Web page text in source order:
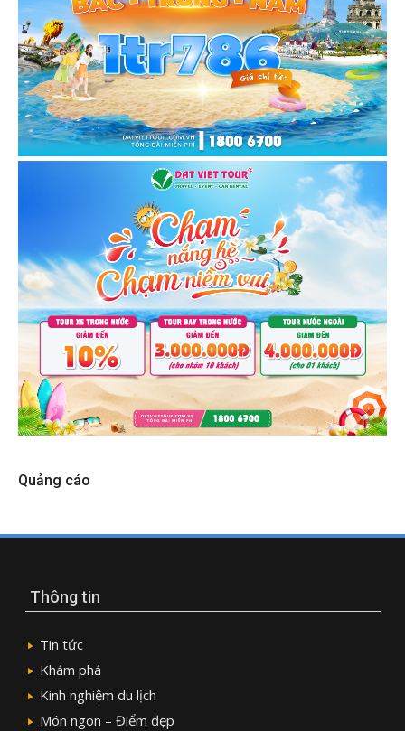
Quảng cáo
Thông tin
Tin tức
Khám phá
Kinh nghiệm du lịch
Món ngon – Điểm đẹp